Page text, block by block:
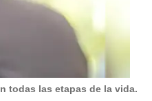
todas las etapas de la vida.